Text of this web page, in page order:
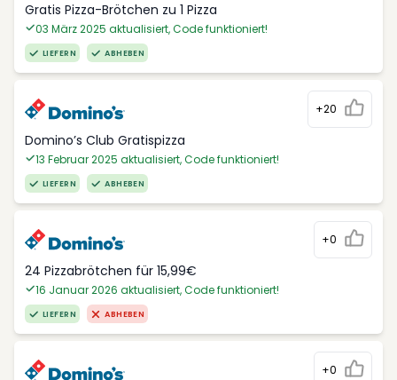
Gratis Pizza-Brötchen zu 1 Pizza
03 März 2025 aktualisiert, Code funktioniert!
LIEFERN ABHEBEN
+20
Domino’s Club Gratispizza
13 Februar 2025 aktualisiert, Code funktioniert!
LIEFERN ABHEBEN
+0
24 Pizzabrötchen für 15,99€
16 Januar 2026 aktualisiert, Code funktioniert!
LIEFERN ABHEBEN
+0